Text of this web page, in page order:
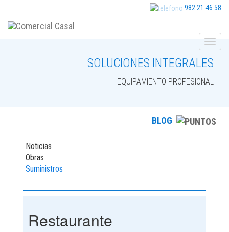
982 21 46 58
SOLUCIONES INTEGRALES
EQUIPAMIENTO PROFESIONAL
BLOG
Noticias
Obras
Suministros
Restaurante